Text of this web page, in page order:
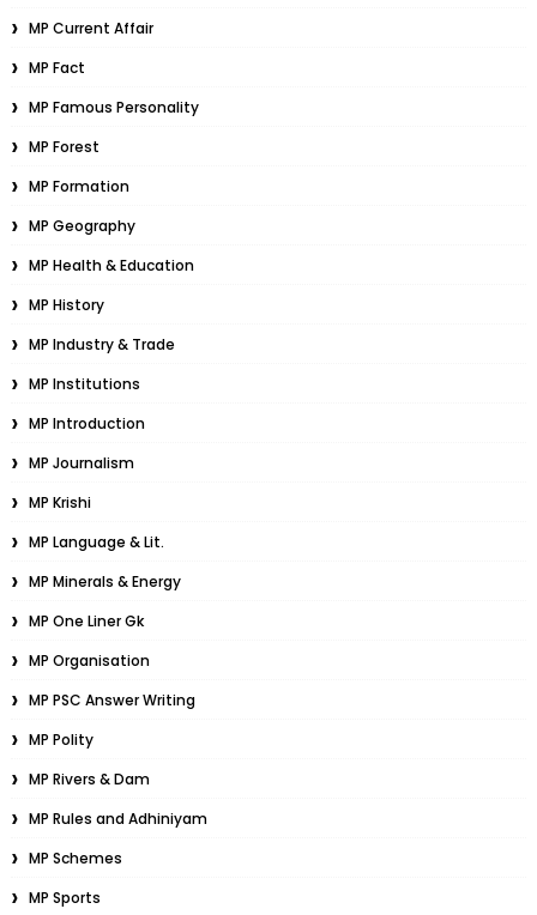
MP Current Affair
MP Fact
MP Famous Personality
MP Forest
MP Formation
MP Geography
MP Health & Education
MP History
MP Industry & Trade
MP Institutions
MP Introduction
MP Journalism
MP Krishi
MP Language & Lit.
MP Minerals & Energy
MP One Liner Gk
MP Organisation
MP PSC Answer Writing
MP Polity
MP Rivers & Dam
MP Rules and Adhiniyam
MP Schemes
MP Sports